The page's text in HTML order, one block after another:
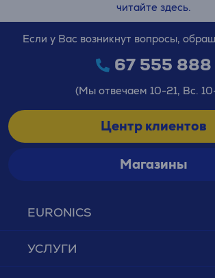
читайте здесь.
EURONICS
УСЛУГИ
Если у Вас возникнут вопросы,
67 555 888
(Мы отвечаем 10-21, Вс.
Центр клиентов
Магазины